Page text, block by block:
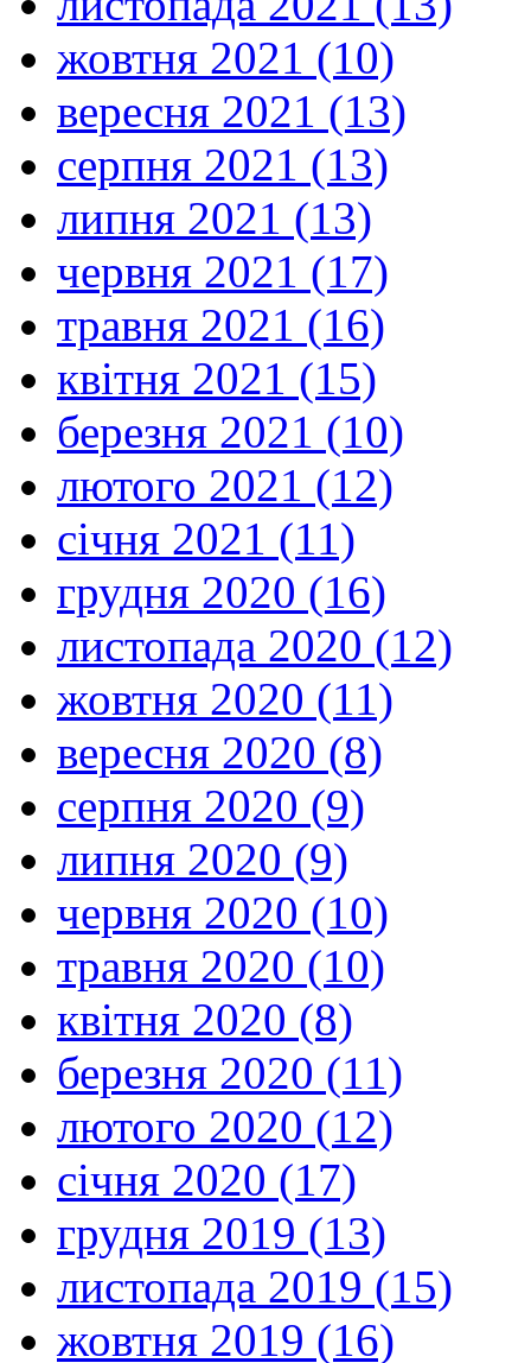
жовтня 2021 (10)
вересня 2021 (13)
серпня 2021 (13)
липня 2021 (13)
червня 2021 (17)
травня 2021 (16)
квітня 2021 (15)
березня 2021 (10)
лютого 2021 (12)
січня 2021 (11)
грудня 2020 (16)
листопада 2020 (12)
жовтня 2020 (11)
вересня 2020 (8)
серпня 2020 (9)
липня 2020 (9)
червня 2020 (10)
травня 2020 (10)
квітня 2020 (8)
березня 2020 (11)
лютого 2020 (12)
січня 2020 (17)
грудня 2019 (13)
листопада 2019 (15)
жовтня 2019 (16)